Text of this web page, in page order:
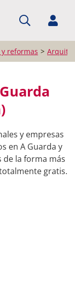
reformas
y empresas
en A Guarda y
la forma más
gratis.